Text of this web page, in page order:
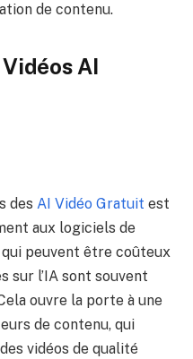
de contenu.
AI
des AI Vidéo Gratuit est
aux logiciels de
peuvent être coûteux
sur l’IA sont souvent
ouvre la porte à une
de contenu, qui
vidéos de qualité